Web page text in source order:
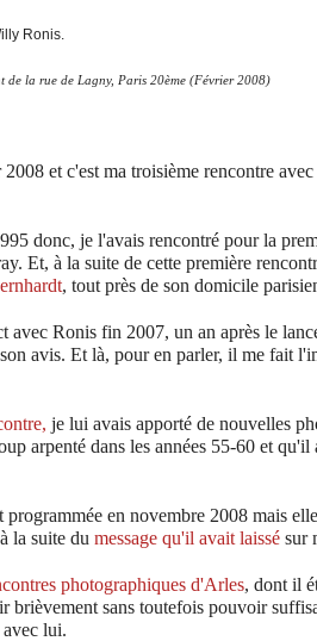
de la rue de Lagny, Paris 20ème (Février 2008)
et c'est ma troisième rencontre
donc, je l'avais rencontré pour la
Et, à la suite de cette première
, tout près de son domicile
avec Ronis fin 2007, un an après le
avis. Et là, pour en parler, il me fait
je lui avais apporté de nouvelles
arpenté dans les années 55-60 et qu'il
programmée en novembre 2008 mais
la suite du message qu'il avait laissé sur
photographiques d'Arles, dont il
brièvement sans toutefois pouvoir
avec lui.